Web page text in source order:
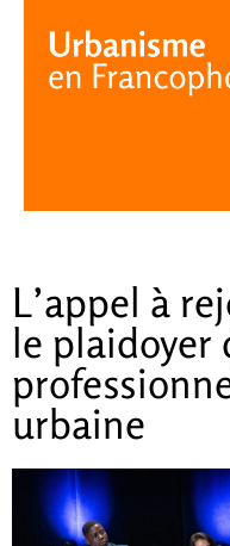
L’appel à
le plaidoyer
urbaine